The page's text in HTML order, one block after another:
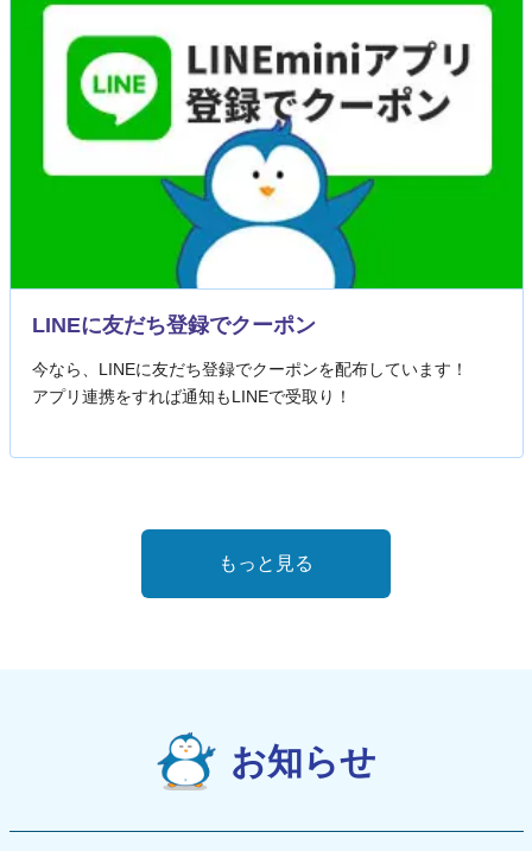
LINEに友だち登録でクーポン
今なら、LINEに友だち登録でクーポンを配布しています！
アプリ連携をすれば通知もLINEで受取り！
もっと見る
お知らせ